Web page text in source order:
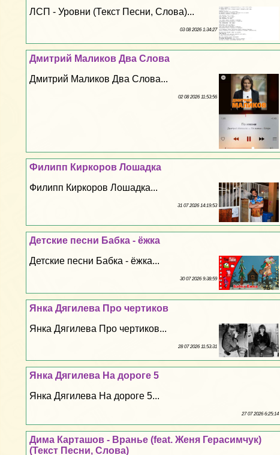
ЛСП - Уровни (Текст Песни, Слова)...
03 08 2026 1:34:27
Дмитрий Маликов Два Слова
Дмитрий Маликов Два Слова...
02 08 2026 11:53:56
Филипп Киркоров Лошадка
Филипп Киркоров Лошадка...
31 07 2026 14:19:53
Детские песни Бабка - ёжка
Детские песни Бабка - ёжка...
30 07 2026 9:38:59
Янка Дягилева Про чертиков
Янка Дягилева Про чертиков...
28 07 2026 11:53:31
Янка Дягилева На дороге 5
Янка Дягилева На дороге 5...
27 07 2026 6:25:14
Дима Карташов - Вранье (feat. Женя Герасимчук)
(Текст Песни, Слова)